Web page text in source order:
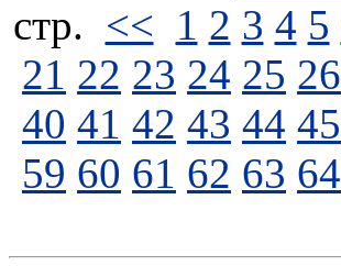
стp. << 1 2 3 4 5
21 22 23 24 25 26
40 41 42 43 44 45
59 60 61 62 63 64